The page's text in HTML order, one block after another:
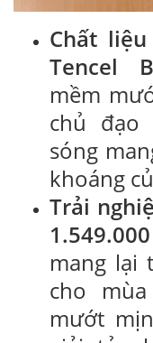
Chất
Tencel
mềm
chủ đạo
sóng
khoáng
Trải
mang lại
cho
mướt